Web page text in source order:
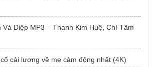
Và Điệp MP3 – Thanh Kim Huệ, Chí Tâm
cải lương về mẹ cảm động nhất (4K)